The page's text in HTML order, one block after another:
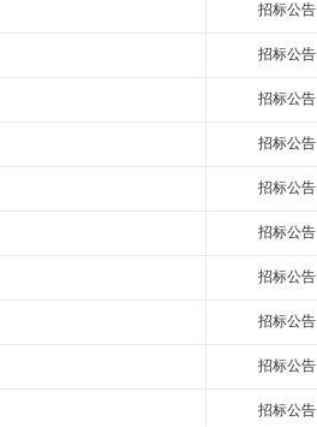
招标公告
招标公告
招标公告
招标公告
招标公告
招标公告
招标公告
招标公告
招标公告
招标公告